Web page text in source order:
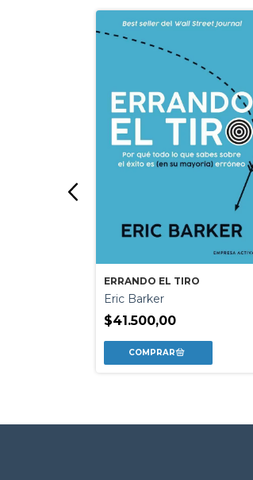
ERRANDO EL TIRO
Eric Barker
$41.500,00